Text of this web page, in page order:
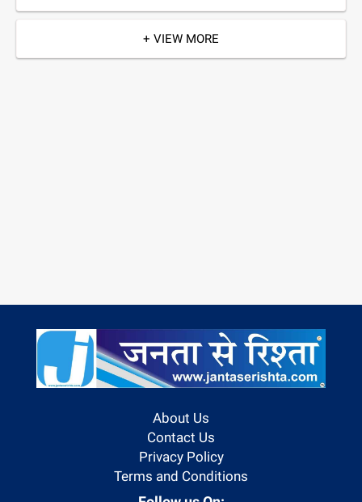
+ VIEW MORE
About Us
Contact Us
Privacy Policy
Terms and Conditions